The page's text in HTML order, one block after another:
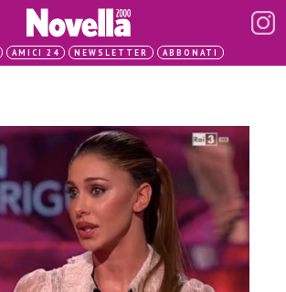
AMICI 24 NEWSLETTER ABBONATI